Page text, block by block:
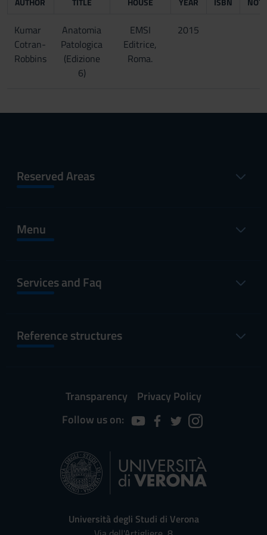
Kumar
Cotran-
Robbins
Anatomia
Patologica
(Edizione
6)
EMSI
Editrice,
Roma.
2015
Reserved Areas
Menu
Services and Faq
Reference structures
Transparency
Privacy Policy
Follow us on:
Università degli Studi di Verona